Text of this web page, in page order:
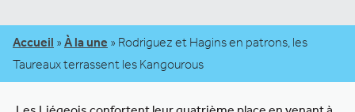
Accueil » À la une » Rodriguez et Hagins en patrons, les
Taureaux terrassent les Kangourous